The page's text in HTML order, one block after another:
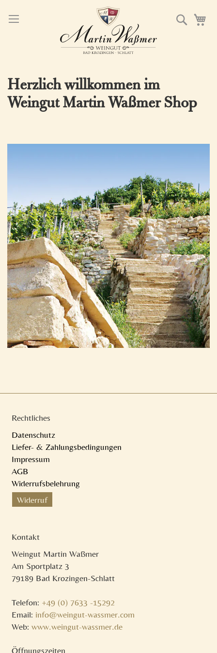
zum
Suche
Herzlich willkommen im
Weingut Martin Waßmer Shop
Rechtliches
Datenschutz
Liefer- & Zahlungsbedingungen
Impressum
AGB
Widerrufsbelehrung
Widerruf
Kontakt
Weingut Martin Waßmer
Am Sportplatz 3
79189 Bad Krozingen-Schlatt
Telefon: +49 (0) 7633 -15292
Email: info@weingut-wassmer.com
Web: www.weingut-wassmer.de
Öffnungszeiten